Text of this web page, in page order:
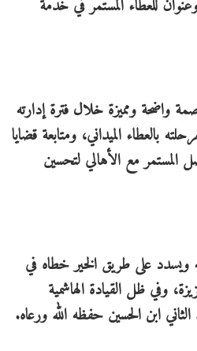
للعطاء المستمر في خدمة
واضحة ومميزة خلال فترة إدارته
بالعطاء الميداني، ومتابعة قضايا
المستمر مع الأهالي لتحسين
ويسدد على طريق الخير خطاه في
وفي ظل القيادة الهاشمية
الثاني ابن الحسين حفظه الله ورعاه.